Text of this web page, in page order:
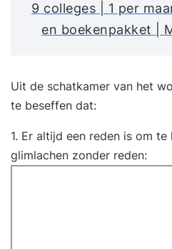
9 colleges | 1 per
en boekenpakket |
Uit de schatkamer van het
te beseffen dat:
1. Er altijd een reden is om
glimlachen zonder reden: